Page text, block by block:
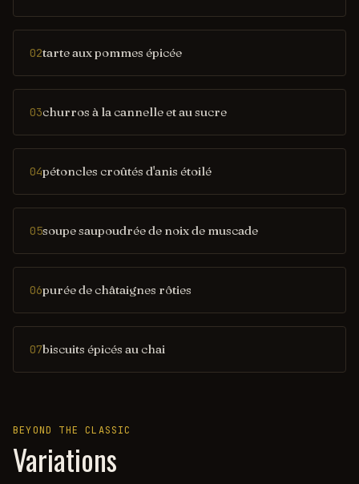
02tarte aux pommes épicée
03churros à la cannelle et au sucre
04pétoncles croûtés d'anis étoilé
05soupe saupoudrée de noix de muscade
06purée de châtaignes rôties
07biscuits épicés au chai
BEYOND THE CLASSIC
Variations